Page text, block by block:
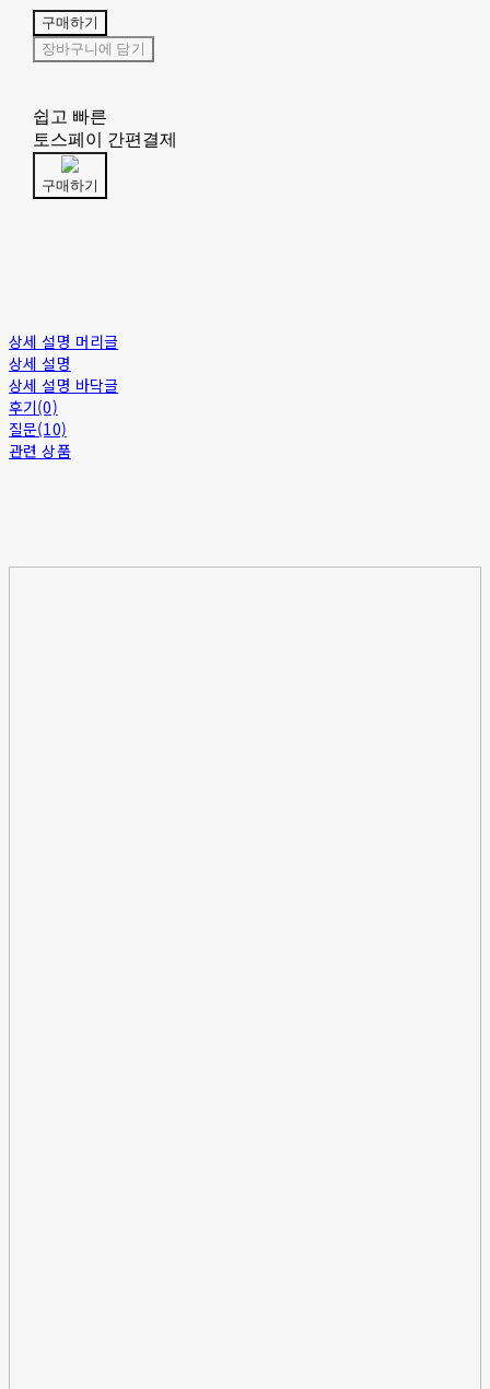
구매하기
장바구니에 담기
쉽고 빠른
토스페이 간편결제
구매하기
상세 설명 머리글
상세 설명
상세 설명 바닥글
후기(0)
질문(10)
관련 상품